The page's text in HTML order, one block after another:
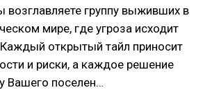
возглавляете группу выживших в
мире, где угроза исходит
открытый тайл приносит
и риски, а каждое решение
Вашего поселен…